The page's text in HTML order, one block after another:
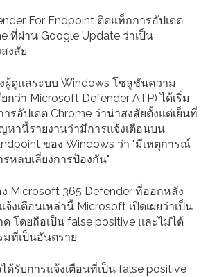
For Endpoint ติดแท็กการอัปเดต
ที่ผ่าน Google Update ว่าเป็น
งสัย
ผู้ดูแลระบบ Windows โซลูชันความ
กว่า Microsoft Defender ATP) ได้เริ่ม
รอัปเดต Chrome ว่าน่าสงสัยตั้งแต่เย็นที่
านี้รายงานว่ามีการแจ้งเตือนบน
ของ Windows ว่า "มีเหตุการณ์
หลบเลี่ยงการป้องกัน"
Microsoft 365 Defender ที่ออกหลัง
งเตือนเหล่านี้ Microsoft เปิดเผยว่าเป็น
โดยถือเป็น false positive และไม่ได้
มที่เป็นอันตราย
ด้รับการแจ้งเตือนที่เป็น false positive